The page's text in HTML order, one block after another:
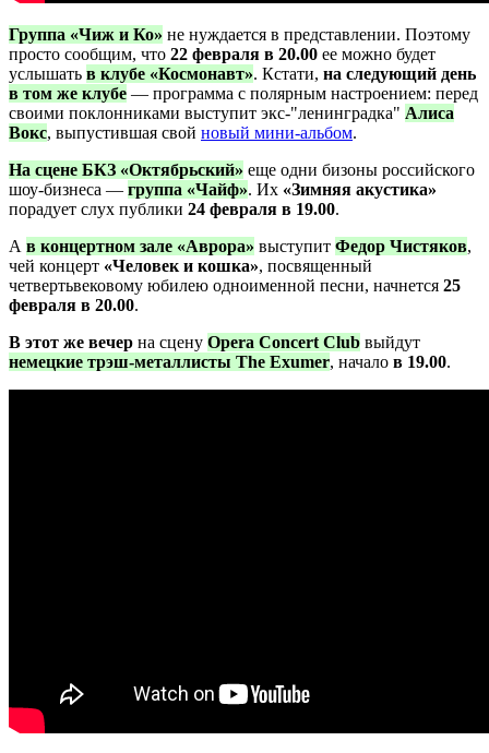
Группа «Чиж и Ко» не нуждается в представлении. Поэтому
просто сообщим, что 22 февраля в 20.00 ее можно будет
услышать в клубе «Космонавт». Кстати, на следующий день
в том же клубе — программа с полярным настроением: перед
своими поклонниками выступит экс-"ленинградка" Алиса
Вокс, выпустившая свой новый мини-альбом.
На сцене БКЗ «Октябрьский» еще одни бизоны российского
шоу-бизнеса — группа «Чайф». Их «Зимняя акустика»
порадует слух публики 24 февраля в 19.00.
А в концертном зале «Аврора» выступит Федор Чистяков,
чей концерт «Человек и кошка», посвященный
четвертьвековому юбилею одноименной песни, начнется 25
февраля в 20.00.
В этот же вечер на сцену Opera Concert Club выйдут
немецкие трэш-металлисты The Exumer, начало в 19.00.